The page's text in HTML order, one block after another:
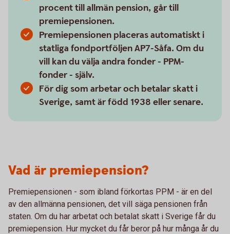
procent till allmän pension, går till
premiepensionen.
Premiepensionen placeras automatiskt i
statliga fondportföljen AP7-Såfa. Om du
vill kan du välja andra fonder - PPM-
fonder - själv.
För dig som arbetar och betalar skatt i
Sverige, samt är född 1938 eller senare.
Vad är premiepension?
Premiepensionen - som ibland förkortas PPM - är en del
av den allmänna pensionen, det vill säga pensionen från
staten. Om du har arbetat och betalat skatt i Sverige får du
premiepension. Hur mycket du får beror på hur många år du